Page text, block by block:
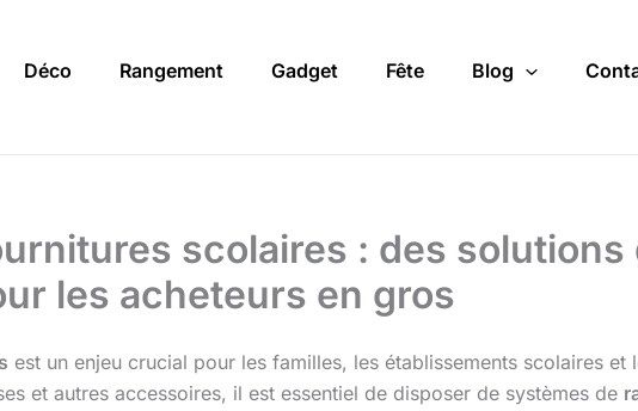
Déco Rangement Gadget Fête Blog
scolaires : des
les acheteurs en gros
est un enjeu crucial pour les familles, les établissements scolaires et
et autres accessoires, il est essentiel de disposer de systèmes de